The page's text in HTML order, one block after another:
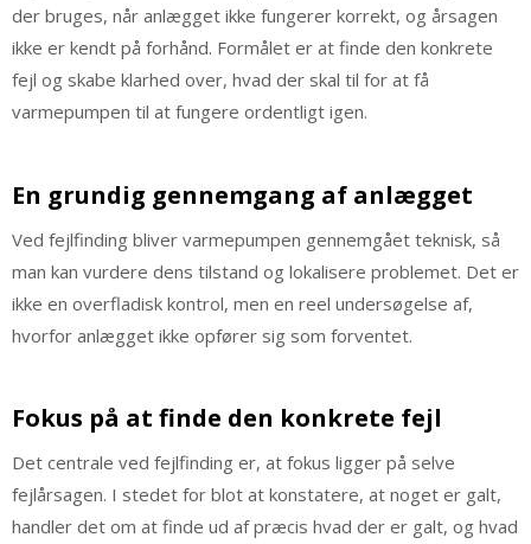
der bruges, når anlægget ikke fungerer korrekt, og årsagen
ikke er kendt på forhånd. Formålet er at finde den konkrete
fejl og skabe klarhed over, hvad der skal til for at få
varmepumpen til at fungere ordentligt igen.
En grundig gennemgang af anlægget
Ved fejlfinding bliver varmepumpen gennemgået teknisk, så
man kan vurdere dens tilstand og lokalisere problemet. Det er
ikke en overfladisk kontrol, men en reel undersøgelse af,
hvorfor anlægget ikke opfører sig som forventet.
Fokus på at finde den konkrete fejl
Det centrale ved fejlfinding er, at fokus ligger på selve
fejlårsagen. I stedet for blot at konstatere, at noget er galt,
handler det om at finde ud af præcis hvad der er galt, og hvad